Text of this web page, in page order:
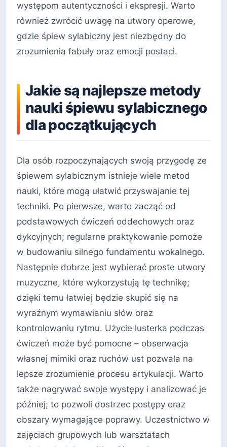
występom autentyczności i ekspresji. Warto
również zwrócić uwagę na utwory operowe,
gdzie śpiew sylabiczny jest niezbędny do
zrozumienia fabuły oraz emocji postaci.
Jakie są najlepsze metody
nauki śpiewu sylabicznego
dla początkujących
Dla osób rozpoczynających swoją przygodę ze
śpiewem sylabicznym istnieje wiele metod
nauki, które mogą ułatwić przyswajanie tej
techniki. Po pierwsze, warto zacząć od
podstawowych ćwiczeń oddechowych oraz
dykcyjnych; regularne praktykowanie pomoże
w budowaniu silnego fundamentu wokalnego.
Następnie dobrze jest wybierać proste utwory
muzyczne, które wykorzystują tę technikę;
dzięki temu łatwiej będzie skupić się na
wyraźnym wymawianiu słów oraz
kontrolowaniu rytmu. Użycie lusterka podczas
ćwiczeń może być pomocne – obserwacja
własnej mimiki oraz ruchów ust pozwala na
lepsze zrozumienie procesu artykulacji. Warto
także nagrywać swoje występy i analizować je
później; to pozwoli dostrzec postępy oraz
obszary wymagające poprawy. Uczestnictwo w
zajęciach grupowych lub warsztatach